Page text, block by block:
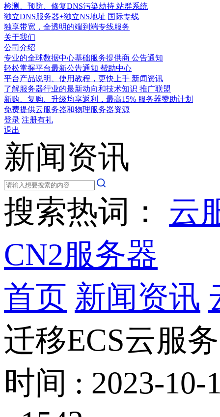
检测、预防、修复DNS污染劫持 站群系统
独立DNS服务器+独立NS地址 国际专线
独享带宽，全透明的端到端专线服务
关于我们
公司介绍
专业的全球数据中心基础服务提供商 公告通知
轻松掌握平台最新公告通知 帮助中心
平台产品说明、使用教程，更快上手 新闻资讯
了解服务器行业的最新动向和技术知识 推广联盟
新购、复购、升级均享返利，最高15% 服务器赞助计划
免费提供云服务器和物理服务器资源
登录 注册有礼
退出
新闻资讯
搜索热词： 云
CN2服务器
首页 新闻资讯
迁移ECS云服
时间 : 2023-10-